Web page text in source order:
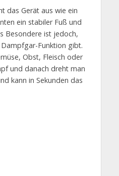
das Gerät aus wie ein
ein stabiler Fuß und
Besondere ist jedoch,
Funktion gibt.
Obst, Fleisch oder
und danach dreht man
kann in Sekunden das